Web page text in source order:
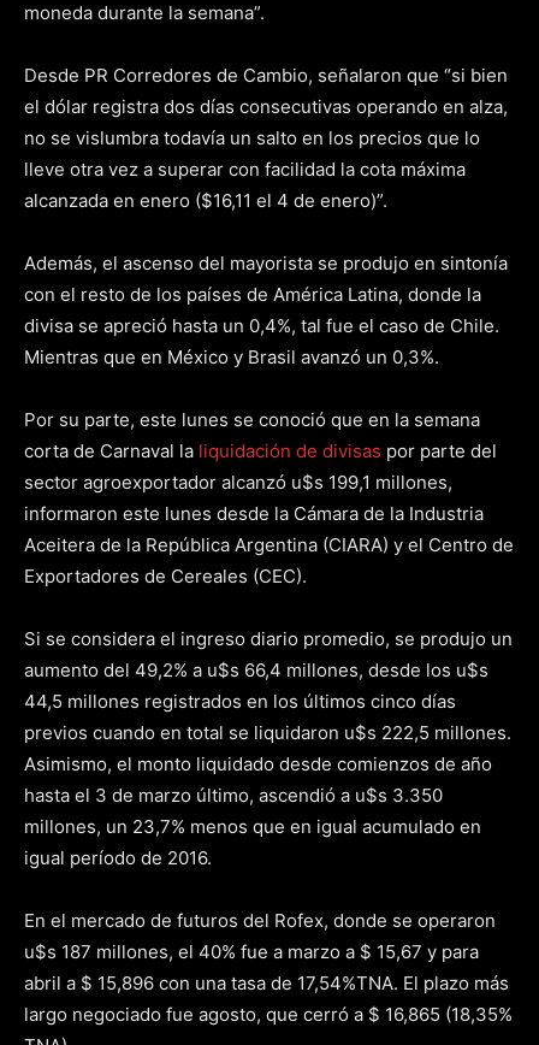
moneda durante la semana”.
Desde PR Corredores de Cambio, señalaron que “si bien
el dólar registra dos días consecutivas operando en alza,
no se vislumbra todavía un salto en los precios que lo
lleve otra vez a superar con facilidad la cota máxima
alcanzada en enero ($16,11 el 4 de enero)”.
Además, el ascenso del mayorista se produjo en sintonía
con el resto de los países de América Latina, donde la
divisa se apreció hasta un 0,4%, tal fue el caso de Chile.
Mientras que en México y Brasil avanzó un 0,3%.
Por su parte, este lunes se conoció que en la semana
corta de Carnaval la liquidación de divisas por parte del
sector agroexportador alcanzó u$s 199,1 millones,
informaron este lunes desde la Cámara de la Industria
Aceitera de la República Argentina (CIARA) y el Centro de
Exportadores de Cereales (CEC).
Si se considera el ingreso diario promedio, se produjo un
aumento del 49,2% a u$s 66,4 millones, desde los u$s
44,5 millones registrados en los últimos cinco días
previos cuando en total se liquidaron u$s 222,5 millones.
Asimismo, el monto liquidado desde comienzos de año
hasta el 3 de marzo último, ascendió a u$s 3.350
millones, un 23,7% menos que en igual acumulado en
igual período de 2016.
En el mercado de futuros del Rofex, donde se operaron
u$s 187 millones, el 40% fue a marzo a $ 15,67 y para
abril a $ 15,896 con una tasa de 17,54%TNA. El plazo más
largo negociado fue agosto, que cerró a $ 16,865 (18,35%